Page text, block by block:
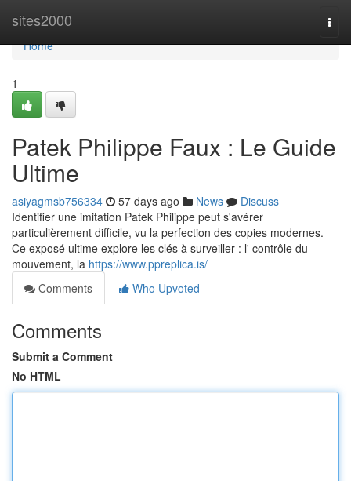
sites2000
Home
Home
1
Patek Philippe Faux : Le Guide
Ultime
asiyagmsb756334 57 days ago News
Discuss
Identifier une imitation Patek Philippe peut s'avérer
particulièrement difficile, vu la perfection des copies modernes.
Ce exposé ultime explore les clés à surveiller : l' contrôle du
mouvement, la https://www.ppreplica.is/
Comments
Who Upvoted
Comments
Submit a Comment
No HTML